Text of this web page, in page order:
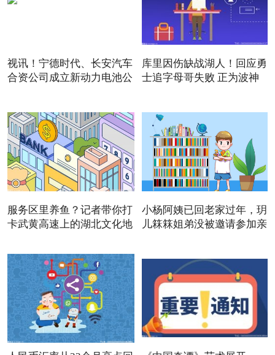
视讯！宁德时代、长安汽车
合资公司成立新动力电池公
库里因伤缺战湖人！回应勇
士追字母哥失败 正为波神
服务区里养鱼？记者带你打
卡武黄高速上的湖北文化地
小杨阿姨已回老家过年，玥
儿箖箖姐弟没被邀请参加亲